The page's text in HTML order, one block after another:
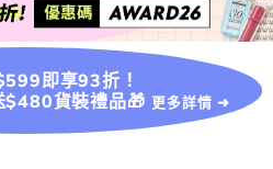
即享93折！
$480貨裝禮品🎁 更多詳情 ➜